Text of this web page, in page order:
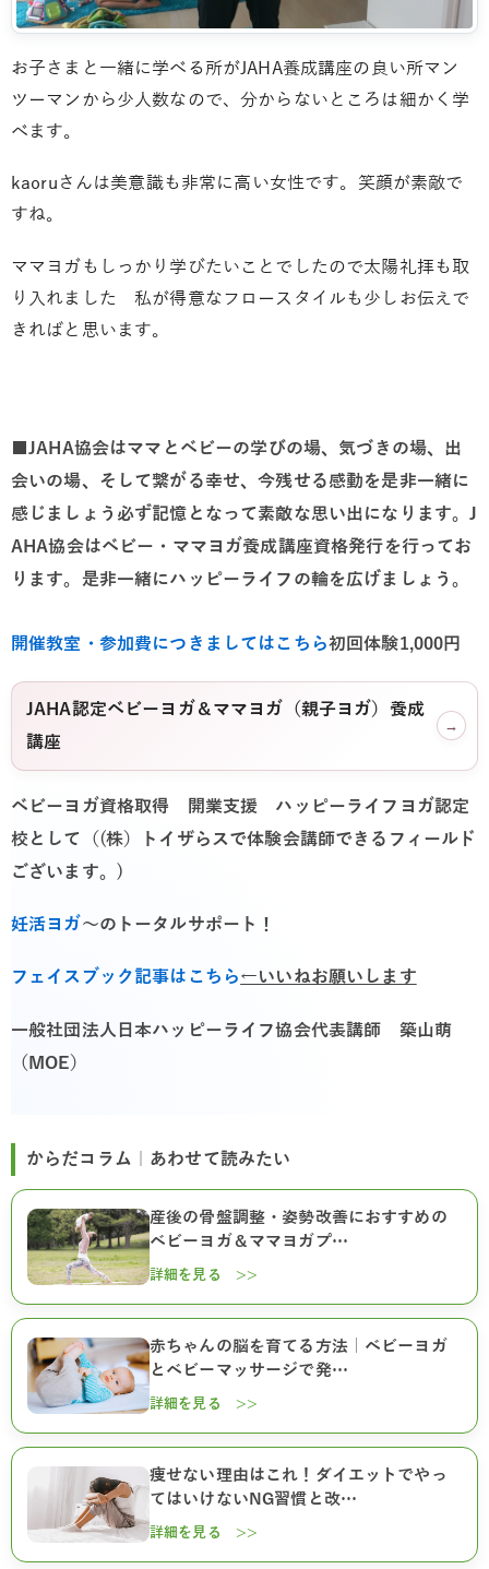
お子さまと一緒に学べる所がJAHA養成講座の良い所マン
ツーマンから少人数なので、分からないところは細かく学
べます。
kaoruさんは美意識も非常に高い女性です。笑顔が素敵で
すね。
ママヨガもしっかり学びたいことでしたので太陽礼拝も取
り入れました 私が得意なフロースタイルも少しお伝えで
きればと思います。
■JAHA協会はママとベビーの学びの場、気づきの場、出
会いの場、そして繋がる幸せ、今残せる感動を是非一緒に
感じましょう必ず記憶となって素敵な思い出になります。J
AHA協会はベビー・ママヨガ養成講座資格発行を行ってお
ります。是非一緒にハッピーライフの輪を広げましょう。
開催教室・参加費につきましてはこちら初回体験1,000円
JAHA認定ベビーヨガ＆ママヨガ（親子ヨガ）養成
講座
→
ベビーヨガ資格取得 開業支援 ハッピーライフヨガ認定
校として（(株）トイザらスで体験会講師できるフィールド
ございます。)
妊活ヨガ ～のトータルサポート！
フェイスブック記事はこちら←いいねお願いします
一般社団法人日本ハッピーライフ協会代表講師 築山萌
（MOE）
からだコラム｜あわせて読みたい
産後の骨盤調整・姿勢改善におすすめの
ベビーヨガ＆ママヨガプ…
詳細を見る >>
赤ちゃんの脳を育てる方法｜ベビーヨガ
とベビーマッサージで発…
詳細を見る >>
痩せない理由はこれ！ダイエットでやっ
てはいけないNG習慣と改…
詳細を見る >>